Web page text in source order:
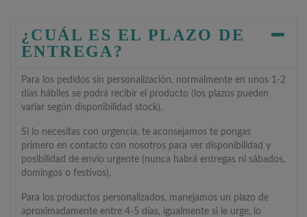
¿CUÁL ES EL PLAZO DE
ENTREGA?
Para los pedidos sin personalización, normalmente en unos 1-2
días hábiles se podrá recibir el producto (los plazos pueden
variar según disponibilidad stock).
Si lo necesitas con urgencia, te aconsejamos te pongas
primero en contacto con nosotros para ver disponibilidad y
posibilidad de envío urgente (nunca habrá entregas ni sábados,
domingos o festivos).
Para los productos personalizados, manejamos un plazo de
aproximadamente entre 4-5 días, igualmente si le urge, lo